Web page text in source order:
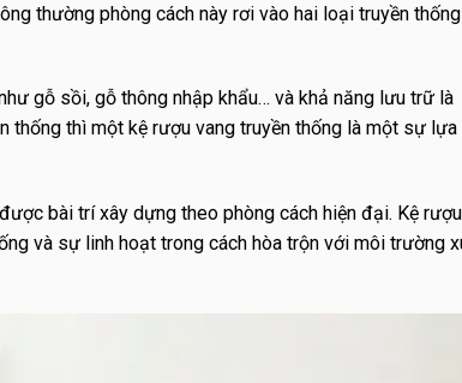
thường phòng cách này rơi vào hai loại truyền
gỗ sồi, gỗ thông nhập khẩu… và khả năng lưu trữ là
thống thì một kệ rượu vang truyền thống là một sự lựa
bài trí xây dựng theo phòng cách hiện đại. Kệ
và sự linh hoạt trong cách hòa trộn với môi trường